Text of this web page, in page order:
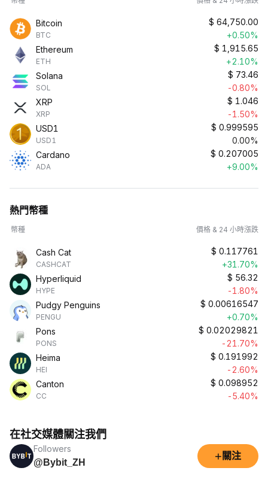
Bitcoin
BTC
$ 64,750.00
+0.50%
Ethereum
ETH
$ 1,915.65
+2.10%
Solana
SOL
$ 73.46
-0.80%
XRP
XRP
$ 1.046
-1.50%
USD1
USD1
$ 0.999595
0.00%
Cardano
ADA
$ 0.207005
+9.00%
熱門幣種
幣種 價格 & 24 小時漲跌
Cash Cat
CASHCAT
$ 0.117761
+31.70%
Hyperliquid
HYPE
$ 56.32
-1.80%
Pudgy Penguins
PENGU
$ 0.00616547
+0.70%
Pons
PONS
$ 0.02029821
-21.70%
Heima
HEI
$ 0.191992
-2.60%
Canton
CC
$ 0.098952
-5.40%
在社交媒體關注我們
Followers
@Bybit_ZH
+ 關注